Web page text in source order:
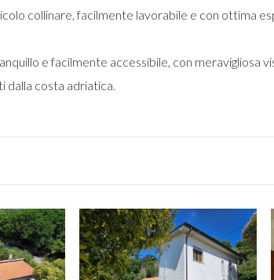
collinare, facilmente lavorabile e con ottima
e facilmente accessibile, con meravigliosa
dalla costa adriatica.